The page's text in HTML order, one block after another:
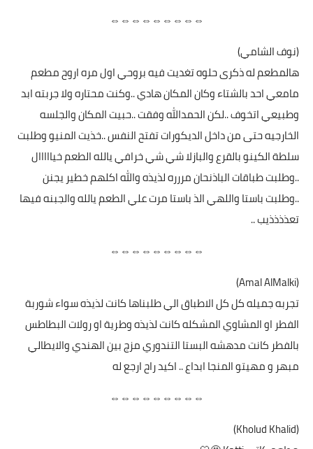
⇔⇔⇔⇔⇔⇔⇔⇔⇔
(نوف الشامي)
هالمطعم له ذكرى حلوه تغديت فيه بروحي اول مره اروح مطعم
مامعي احد بالشتاء وكان المكان هادي ..وكنت محتاره ولا جربته ابد
وطبيعي اتخوف ..لكن الحمدالله وفقت ..حبيت المكان والجلسه
الخارجيه حتى من داخل الديكورات تفتح النفس ..خذيت المنيو وطلبت
سلطة الكينو بالقرع والبازلا شي شي خرافي يالله الطعم خيااااال
..وطلبت طباقات الباذنحان مررره لذيذه والله اكلهم خطير يجنن
..وطلبت باستا واللهي الذ باستا مرت علي الطعم يالله والجبنه فيها
تعذذذذيب ..
⇔⇔⇔⇔⇔⇔⇔⇔⇔
(Amal AlMalki)
تجربه جميله كل كل الاطباق الي طلبناها كانت لذيذه سواء شوربة
الفطر او المشاوي المشكله كانت لذيذه وطرية او رولات البطاطس
بالفطر كانت مدهشه البستا التندوري مزج بين الهندي والايطالي
مبهر و مهيتو المنجا ابداع .. اكيد راح ارجع له
⇔⇔⇔⇔⇔⇔⇔⇔⇔
(Kholud Khalid)